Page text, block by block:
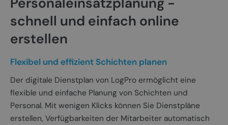
schnell und einfach online
erstellen
Flexibel und effizient Schichten planen
Der digitale Dienstplan von LogPro ermöglicht eine
flexible und einfache Planung von Schichten und
Personal. Mit wenigen Klicks können Sie Dienstpläne
erstellen, Verfügbarkeiten der Mitarbeiter automatisch